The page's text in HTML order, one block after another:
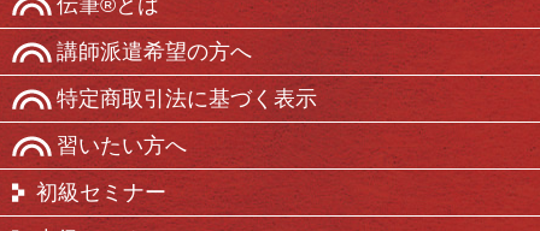
伝筆®とは
講師派遣希望の方へ
特定商取引法に基づく表示
習いたい方へ
初級セミナー